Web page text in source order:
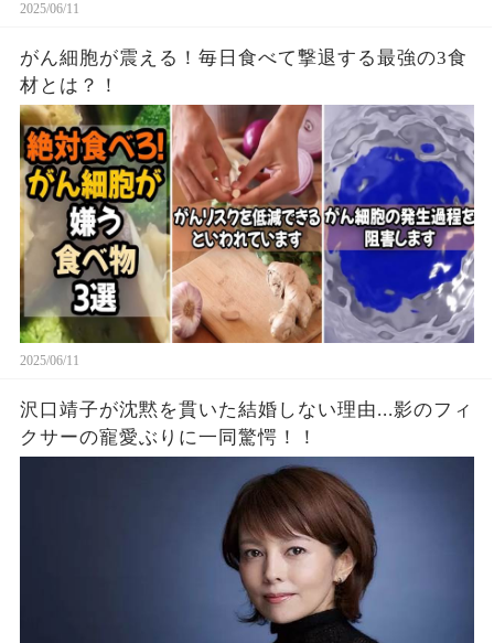
2025/06/11
がん細胞が震える！毎日食べて撃退する最強の3食
材とは？！
2025/06/11
沢口靖子が沈黙を貫いた結婚しない理由...影のフィ
クサーの寵愛ぶりに一同驚愕！！